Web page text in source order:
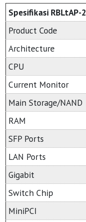
Spesifikasi RBLtAP-
Product Code
Architecture
CPU
Current Monitor
Main Storage/NAND
RAM
SFP Ports
LAN Ports
Gigabit
Switch Chip
MiniPCI